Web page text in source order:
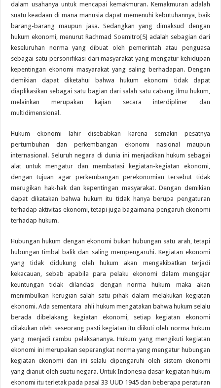
dalam usahanya untuk mencapai kemakmuran. Kemakmuran adalah
suatu keadaan di mana manusia dapat memenuhi kebutuhannya, baik
barang-barang maupun jasa. Sedangkan yang dimaksud dengan
hukum ekonomi, menurut Rachmad Soemitro[5] adalah sebagian dari
keseluruhan norma yang dibuat oleh pemerintah atau penguasa
sebagai satu personifikasi dari masyarakat yang mengatur kehidupan
kepentingan ekonomi masyarakat yang saling berhadapan. Dengan
demikian dapat diketahui bahwa hukum ekonomi tidak dapat
diaplikasikan sebagai satu bagian dari salah satu cabang ilmu hukum,
melainkan merupakan kajian secara interdipliner dan
multidimensional.
Hukum ekonomi lahir disebabkan karena semakin pesatnya
pertumbuhan dan perkembangan ekonomi nasional maupun
internasional. Seluruh negara di dunia ini menjadikan hukum sebagai
alat untuk mengatur dan membatasi kegiatan-kegiatan ekonomi,
dengan tujuan agar perkembangan perekonomian tersebut tidak
merugikan hak-hak dan kepentingan masyarakat. Dengan demikian
dapat dikatakan bahwa hukum itu tidak hanya berupa pengaturan
terhadap aktivitas ekonomi, tetapi juga bagaimana pengaruh ekonomi
terhadap hukum.
Hubungan hukum dengan ekonomi bukan hubungan satu arah, tetapi
hubungan timbal balik dan saling mempengaruhi. Kegiatan ekonomi
yang tidak didukung oleh hukum akan mengakibatkan terjadi
kekacauan, sebab apabila para pelaku ekonomi dalam mengejar
keuntungan tidak dilandasi dengan norma hukum maka akan
menimbulkan kerugian salah satu pihak dalam melakukan kegiatan
ekonomi. Ada sementara ahli hukum mengatakan bahwa hukum selalu
berada dibelakang kegiatan ekonomi, setiap kegiatan ekonomi
dilakukan oleh seseorang pasti kegiatan itu diikuti oleh norma hukum
yang menjadi rambu pelaksananya. Hukum yang mengikuti kegiatan
ekonomi ini merupakan seperangkat norma yang mengatur hubungan
kegiatan ekonomi dan ini selalu dipengaruhi oleh sistem ekonomi
yang dianut oleh suatu negara. Untuk Indonesia dasar kegiatan hukum
ekonomi itu terletak pada pasal 33 UUD 1945 dan beberapa peraturan